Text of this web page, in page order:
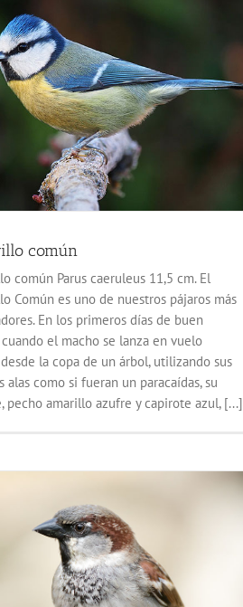
común
común Parus caeruleus 11,5 cm. El
Común es uno de nuestros pájaros más
En los primeros días de buen
el macho se lanza en vuelo
la copa de un árbol, utilizando sus
alas como si fueran un paracaídas, su
pecho amarillo azufre y capirote azul, [...]